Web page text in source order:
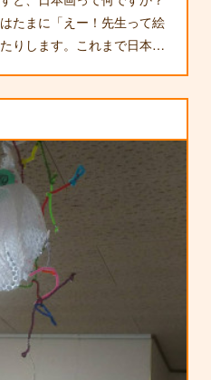
たまに「えー！先生って絵
りします。これまで日本…